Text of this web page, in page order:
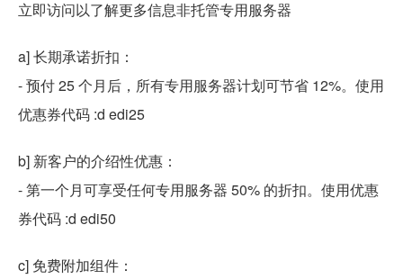
立即访问以了解更多信息非托管专用服务器
a] 长期承诺折扣：
- 预付 25 个月后，所有专用服务器计划可节省 12%。使用
优惠券代码 :d edi25
b] 新客户的介绍性优惠：
- 第一个月可享受任何专用服务器 50% 的折扣。使用优惠
券代码 :d edi50
c] 免费附加组件：